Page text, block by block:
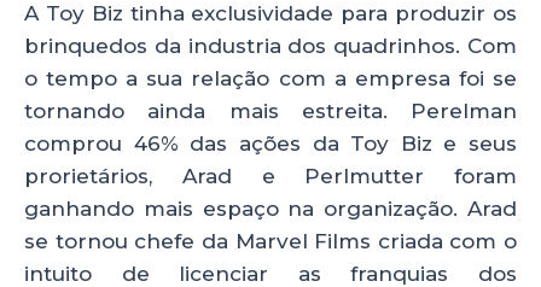
A Toy Biz tinha exclusividade para produzir os
brinquedos da industria dos quadrinhos. Com
o tempo a sua relação com a empresa foi se
tornando ainda mais estreita. Perelman
comprou 46% das ações da Toy Biz e seus
prorietários, Arad e Perlmutter foram
ganhando mais espaço na organização. Arad
se tornou chefe da Marvel Films criada com o
intuito de licenciar as franquias dos